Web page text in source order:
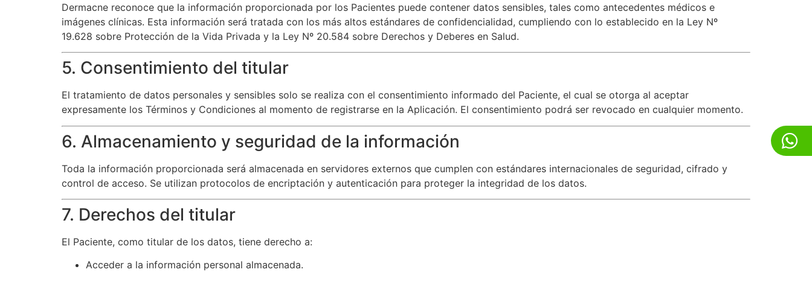
Dermacne reconoce que la información proporcionada por los Pacientes puede contener datos sensibles, tales como antecedentes médicos e
imágenes clínicas. Esta información será tratada con los más altos estándares de confidencialidad, cumpliendo con lo establecido en la Ley Nº
19.628 sobre Protección de la Vida Privada y la Ley Nº 20.584 sobre Derechos y Deberes en Salud.
5. Consentimiento del titular
El tratamiento de datos personales y sensibles solo se realiza con el consentimiento informado del Paciente, el cual se otorga al aceptar
expresamente los Términos y Condiciones al momento de registrarse en la Aplicación. El consentimiento podrá ser revocado en cualquier momento.
6. Almacenamiento y seguridad de la información
Toda la información proporcionada será almacenada en servidores externos que cumplen con estándares internacionales de seguridad, cifrado y
control de acceso. Se utilizan protocolos de encriptación y autenticación para proteger la integridad de los datos.
7. Derechos del titular
El Paciente, como titular de los datos, tiene derecho a:
Acceder a la información personal almacenada.